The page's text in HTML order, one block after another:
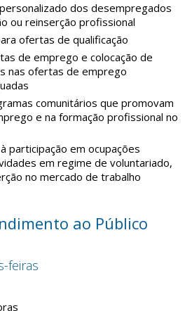
dos desempregados
ou reinserção profissional
ofertas de qualificação
de emprego e colocação de
nas ofertas de emprego
comunitários que promovam
e na formação profissional no
participação em ocupações
em regime de voluntariado,
no mercado de trabalho
ao Público
feiras